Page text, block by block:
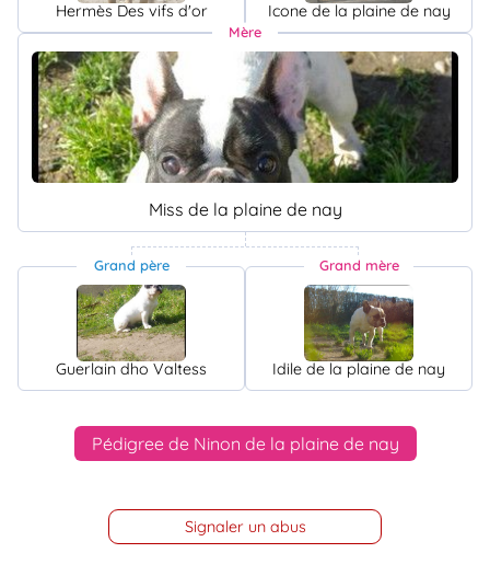
Hermès Des vifs d'or Icone de la plaine de nay
Mère
Miss de la plaine de nay
Grand père
Guerlain dho Valtess
Grand mère
Idile de la plaine de nay
Pédigree de Ninon de la plaine de nay
Signaler un abus